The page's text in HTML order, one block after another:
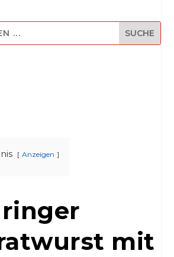
Anzeigen
mit